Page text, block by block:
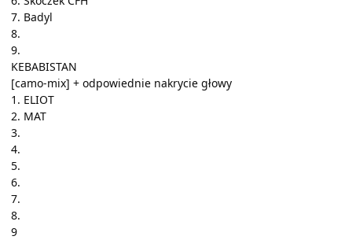
7. Badyl
8.
9.
KEBABISTAN
[camo-mix] + odpowiednie nakrycie głowy
1. ELIOT
2. MAT
3.
4.
5.
6.
7.
8.
9